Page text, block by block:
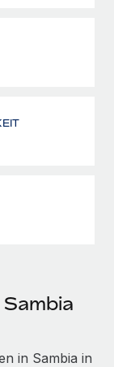
in Sambia in